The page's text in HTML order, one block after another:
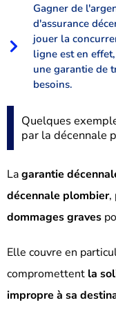
Gagner de
d'assurance
jouer la
ligne est en
une garantie de
besoins.
Quelques
par la décennale
Lagarantie
décennale plombier,
dommages graves
Elle couvre en
compromettent la
impropre à sa